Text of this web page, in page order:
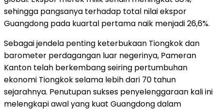
sehingga pangsanya terhadap total nilai ekspor
Guangdong pada kuartal pertama naik menjadi 26,6%.
Sebagai jendela penting keterbukaan Tiongkok dan
barometer perdagangan luar negerinya, Pameran
Kanton telah berkembang seiring pertumbuhan
ekonomi Tiongkok selama lebih dari 70 tahun
sejarahnya. Penutupan sukses penyelenggaraan kali ini
melengkapi awal yang kuat Guangdong dalam